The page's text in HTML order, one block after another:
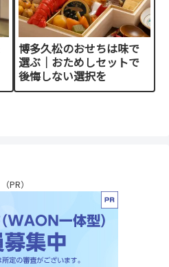
博多久松のおせちは味で
選ぶ｜おためしセットで
後悔しない選択を
（PR）